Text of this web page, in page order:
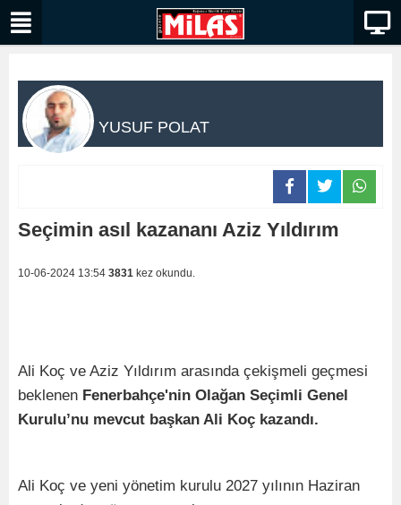
YUSUF POLAT
Seçimin asıl kazananı Aziz Yıldırım
10-06-2024 13:54 3831 kez okundu.
Ali Koç ve Aziz Yıldırım arasında çekişmeli geçmesi
beklenen Fenerbahçe'nin Olağan Seçimli Genel
Kurulu’nu mevcut başkan Ali Koç kazandı.
Ali Koç ve yeni yönetim kurulu 2027 yılının Haziran